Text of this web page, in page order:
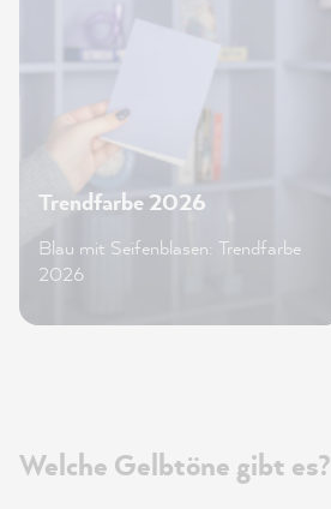
Trendfarbe 2026
Blau mit Seifenblasen: Trendfarbe
2026
Welche Gelbtöne gibt es?